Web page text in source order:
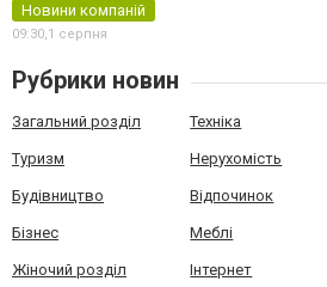
Новини компаній
09:30,1 серпня
Рубрики новин
Загальний розділ Техніка
Туризм Нерухомість
Будівництво Відпочинок
Бізнес Меблі
Жіночий розділ Інтернет